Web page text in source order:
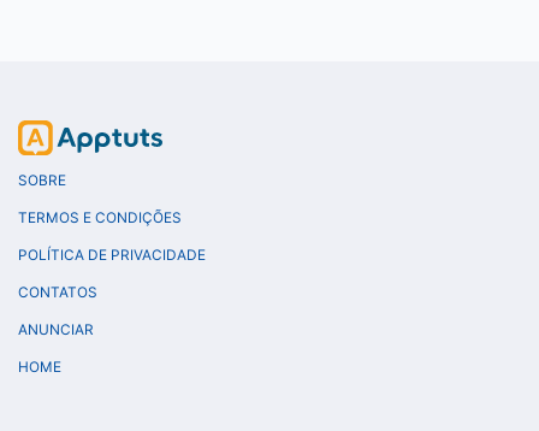
SOBRE
TERMOS E CONDIÇÕES
POLÍTICA DE PRIVACIDADE
CONTATOS
ANUNCIAR
HOME